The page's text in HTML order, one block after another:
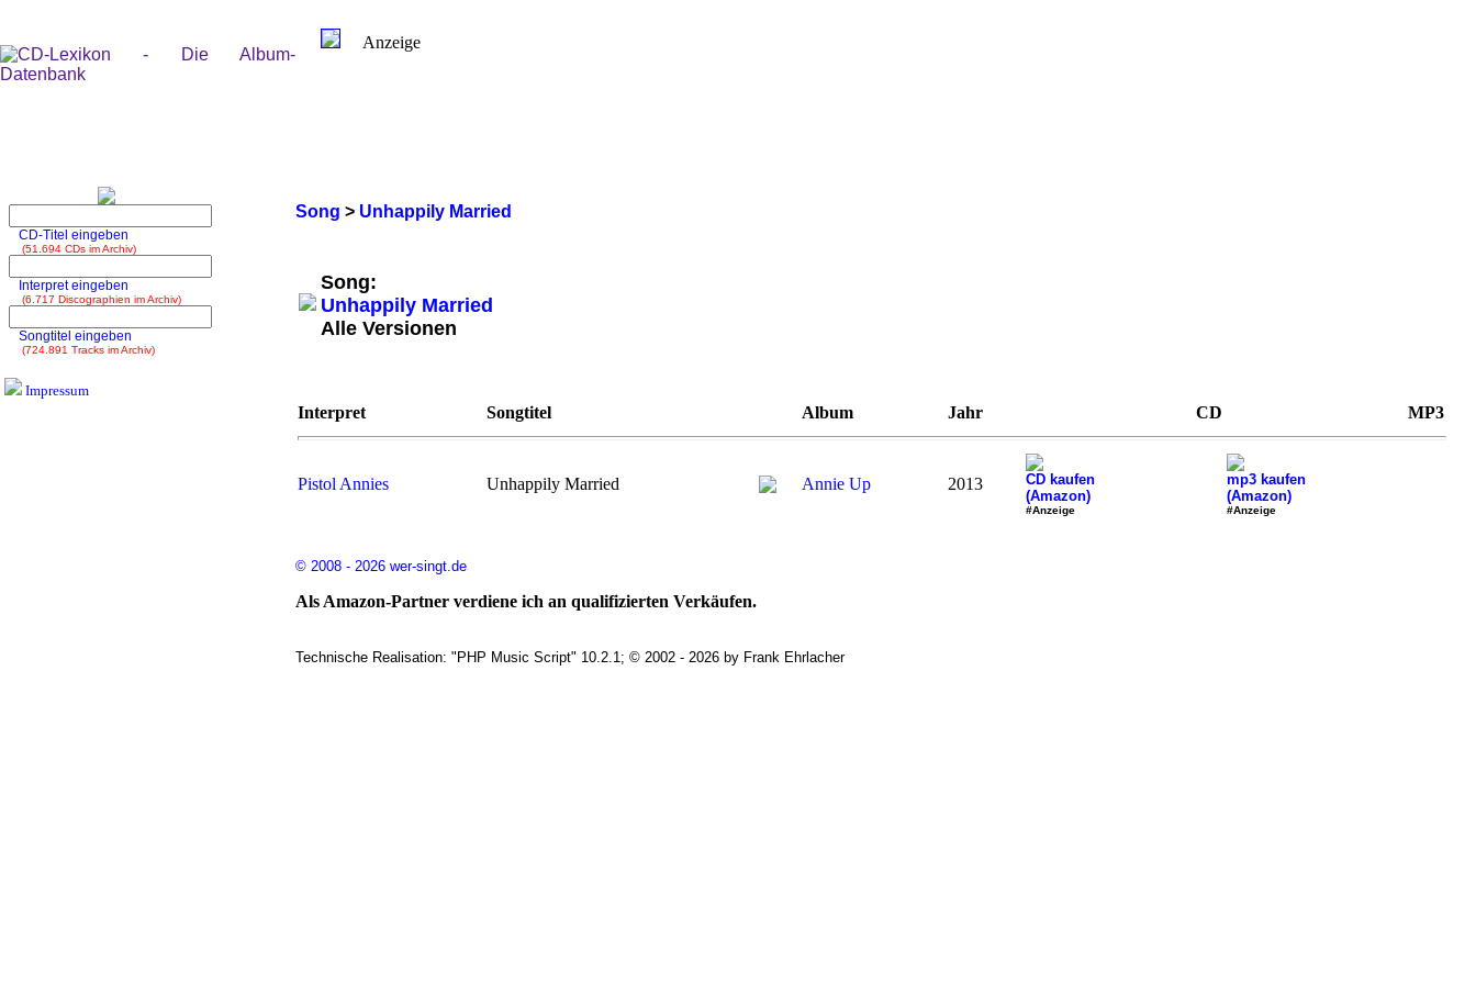
Song > Unhappily Married
Song:
Unhappily Married
Alle Versionen
Interpret Songtitel Album Jahr CD MP3
Pistol Annies Unhappily Married Annie Up 2013
CD kaufen
(Amazon)
#Anzeige
mp3 kaufen
(Amazon)
#Anzeige
© 2008 - 2026 wer-singt.de
Als Amazon-Partner verdiene ich an qualifizierten Verkäufen.
Technische Realisation: "PHP Music Script" 10.2.1; © 2002 - 2026 by Frank Ehrlacher
Anzeige
CD-Titel eingeben
(51.694 CDs im Archiv)
Interpret eingeben
(6.717 Discographien im Archiv)
Songtitel eingeben
(724.891 Tracks im Archiv)
Impressum